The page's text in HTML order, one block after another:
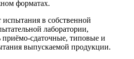
форматах.
в собственной
лаборатории,
сдаточные, типовые и
выпускаемой продукции.